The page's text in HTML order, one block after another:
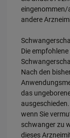
eingenommen/
andere
Die
Nach den
das
wenn Sie
schwanger zu
dieses